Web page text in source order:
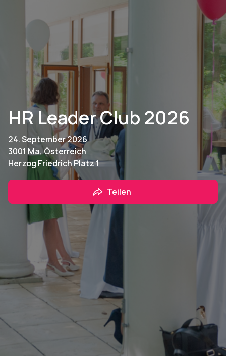
HR Leader Club 2026
24. September 2026
3001 Ma, Österreich
Herzog Friedrich Platz 1
Teilen